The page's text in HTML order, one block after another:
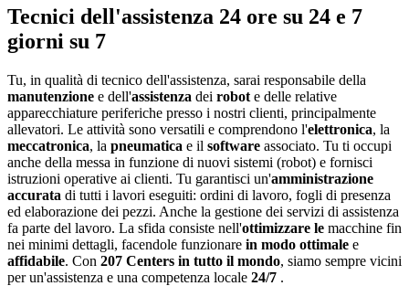
Tecnici dell'assistenza 24 ore su 24 e 7
giorni su 7
Tu, in qualità di tecnico dell'assistenza, sarai responsabile della
manutenzione e dell'assistenza dei robot e delle relative
apparecchiature periferiche presso i nostri clienti, principalmente
allevatori. Le attività sono versatili e comprendono l'elettronica, la
meccatronica, la pneumatica e il software associato. Tu ti occupi
anche della messa in funzione di nuovi sistemi (robot) e fornisci
istruzioni operative ai clienti. Tu garantisci un'amministrazione
accurata di tutti i lavori eseguiti: ordini di lavoro, fogli di presenza
ed elaborazione dei pezzi. Anche la gestione dei servizi di assistenza
fa parte del lavoro. La sfida consiste nell'ottimizzare le macchine fin
nei minimi dettagli, facendole funzionare in modo ottimale e
affidabile. Con 207 Centers in tutto il mondo, siamo sempre vicini
per un'assistenza e una competenza locale 24/7 .